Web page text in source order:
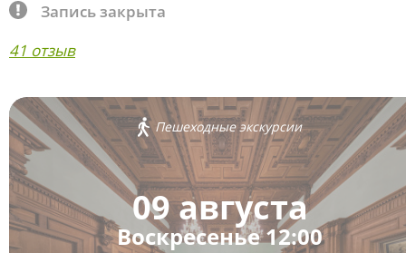
Запись закрыта
41 отзыв
Пешеходные экскурсии
09 августа
Воскресенье 12:00